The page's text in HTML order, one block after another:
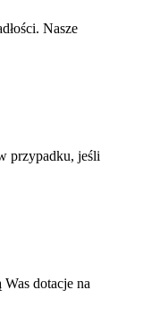
Nasze
przypadku, jeśli
dotacje na